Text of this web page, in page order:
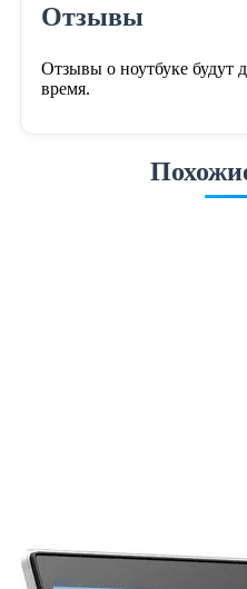
Отзывы
Отзывы о ноутбуке будут
время.